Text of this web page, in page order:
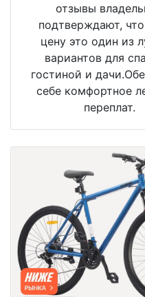
отзывы
подтверждают, что
цену это один из
вариантов для
гостиной и
себе комфортное
переплат.